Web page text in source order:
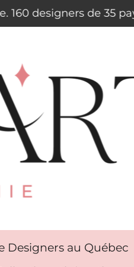
160 designers de 35
Designers au Québec